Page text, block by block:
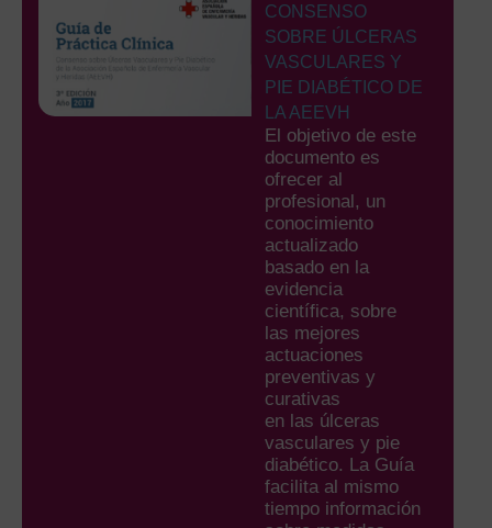
CONSENSO
SOBRE ÚLCERAS
VASCULARES Y
PIE DIABÉTICO DE
LA AEEVH
El objetivo de este
documento es
ofrecer al
profesional, un
conocimiento
actualizado
basado en la
evidencia
científica, sobre
las mejores
actuaciones
preventivas y
curativas
en las úlceras
vasculares y pie
diabético. La Guía
facilita al mismo
tiempo información